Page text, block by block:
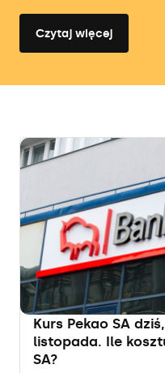
Czytaj więcej
Kurs Pekao SA
listopada. Ile
SA?